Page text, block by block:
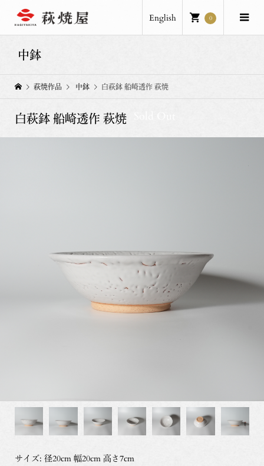
English 0
中鉢
萩焼作品 中鉢 白萩鉢 船崎透作 萩焼
白萩鉢 船崎透作 萩焼
サイズ: 径20cm 幅20cm 高さ7cm